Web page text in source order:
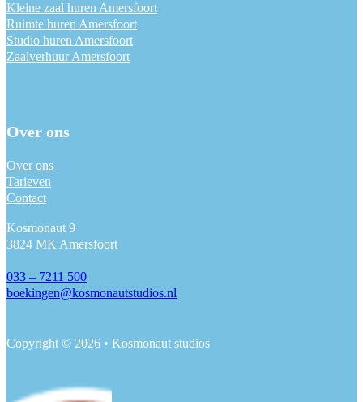
Kleine zaal huren Amersfoort
Ruimte huren Amersfoort
Studio huren Amersfoort
Zaalverhuur Amersfoort
Over ons
Over ons
Tarieven
Contact
Kosmonaut 9
3824 MK Amersfoort
033 – 7211 500
boekingen@kosmonautstudios.nl
Copyright © 2026 • Kosmonaut studios